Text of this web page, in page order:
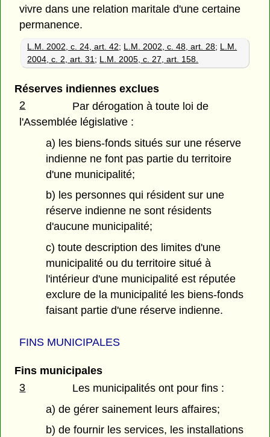
vivre dans une relation maritale d'une certaine
permanence.
L.M. 2002, c. 24, art. 42; L.M. 2002, c. 48, art. 28; L.M.
2004, c. 2, art. 31 ; L.M. 2005, c. 27, art. 158.
Réserves indiennes exclues
2
Par dérogation à toute loi de
l'Assemblée législative :
a) les biens-fonds situés sur une réserve
indienne ne font pas partie du territoire
d'une municipalité;
b) les personnes qui résident sur une
réserve indienne ne sont résidents
d'aucune municipalité;
c) toute description des limites d'une
municipalité ou du territoire situé à
l'intérieur d'une municipalité est réputée
exclure de la municipalité les biens-fonds
faisant partie d'une réserve indienne.
FINS MUNICIPALES
Fins municipales
3
Les municipalités ont pour fins :
a) de gérer sainement leurs affaires;
b) de fournir les services, les installations